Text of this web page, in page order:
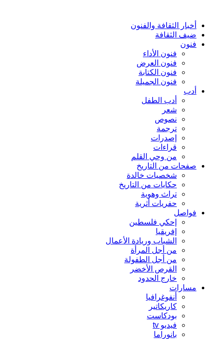
أخبار الثقافة والفنون
ضيف الثقافة
فنون
فنون الأداء
فنون العرض
فنون الكتابة
فنون الجميلة
أدب
أدب الطفل
شعر
نصوص
ترجمة
إصدرات
قراءات
من وحي القلم
صفحات من التاريخ
شخصيات خالدة
حكايات من التاريخ
تراث وهوية
حفريات أثرية
فواصل
إحكي فلسطين
إفريقيا
الشباب وريادة الأعمال
من أجل المرأة
من أجل الطفولة
القرص الأخضر
خارج الحدود
مسارات
أنفوغرافيا
كاريكاتير
بودكاست
فيديو tv
بانوراما